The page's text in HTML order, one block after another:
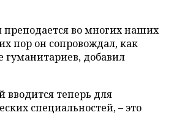
преподается во многих наших
пор он сопровождал, как
гуманитариев, добавил
вводится теперь для
специальностей, – это